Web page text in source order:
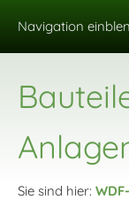
Navigation
Sie sind hier: